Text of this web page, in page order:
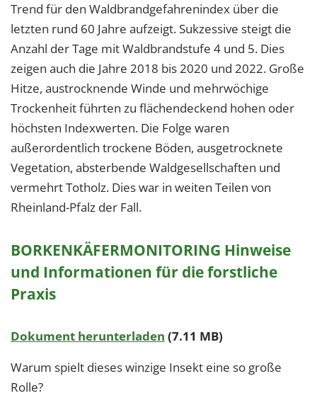
Trend für den Waldbrandgefahrenindex über die
letzten rund 60 Jahre aufzeigt. Sukzessive steigt die
Anzahl der Tage mit Waldbrandstufe 4 und 5. Dies
zeigen auch die Jahre 2018 bis 2020 und 2022. Große
Hitze, austrocknende Winde und mehrwöchige
Trockenheit führten zu flächendeckend hohen oder
höchsten Indexwerten. Die Folge waren
außerordentlich trockene Böden, ausgetrocknete
Vegetation, absterbende Waldgesellschaften und
vermehrt Totholz. Dies war in weiten Teilen von
Rheinland-Pfalz der Fall.
BORKENKÄFERMONITORING Hinweise
und Informationen für die forstliche
Praxis
Dokument herunterladen (7.11 MB)
Warum spielt dieses winzige Insekt eine so große
Rolle?
EXTERNE MEDIEN
Um Inhalte von Videoplattformen und Social Media
Plattformen anzeigen zu können, werden von
diesen externen Medien Cookies gesetzt.
YouTube
Vimeo